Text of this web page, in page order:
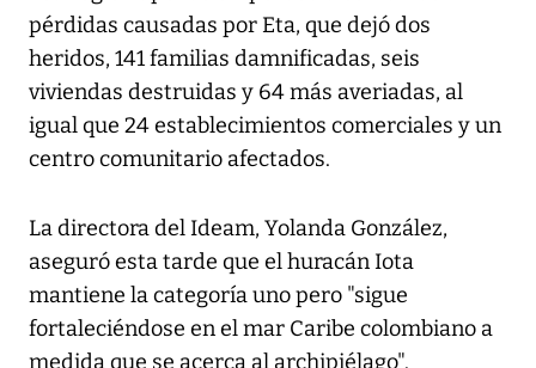
pérdidas causadas por Eta, que dejó dos
heridos, 141 familias damnificadas, seis
viviendas destruidas y 64 más averiadas, al
igual que 24 establecimientos comerciales y un
centro comunitario afectados.
La directora del Ideam, Yolanda González,
aseguró esta tarde que el huracán Iota
mantiene la categoría uno pero "sigue
fortaleciéndose en el mar Caribe colombiano a
medida que se acerca al archipiélago".